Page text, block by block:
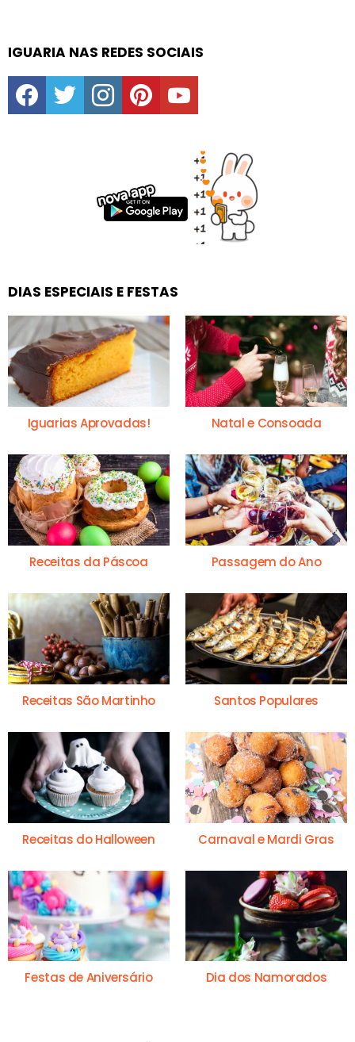
IGUARIA NAS REDES SOCIAIS
facebooktwitter instagrampinterestyoutube
DIAS ESPECIAIS E FESTAS
Iguarias Aprovadas! Natal e Consoada
Receitas da Páscoa Passagem do Ano
Receitas São Martinho Santos Populares
Receitas do Halloween Carnaval e Mardi Gras
Festas de Aniversário Dia dos Namorados